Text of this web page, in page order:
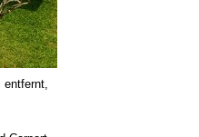
entfernt,